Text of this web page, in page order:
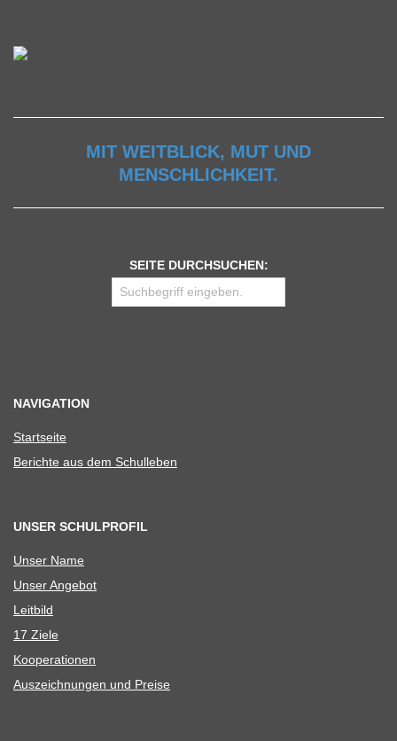
MIT WEITBLICK, MUT UND
MENSCHLICHKEIT.
SEITE DURCHSUCHEN:
NAVIGATION
Start­seite
Berichte aus dem Schulleben
UNSER SCHULPROFIL
Unser Name
Unser Ange­bot
Leit­bild
17 Ziele
Koope­ra­tio­nen
Aus­zeich­nun­gen und Preise